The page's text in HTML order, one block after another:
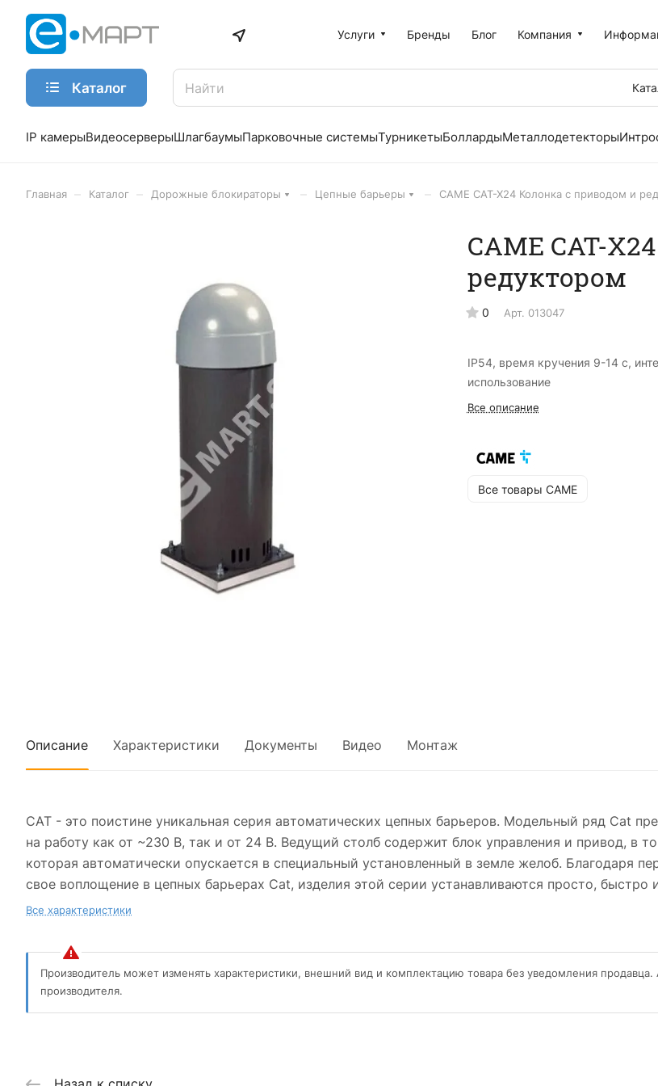
Услуги Бренды Блог Компания
Каталог
IP камерыВидеосерверыШлагбаумыПарковочные системыТурникетыБоллардыМеталлодетекторы
Главная Каталог Дорожные блокираторы Цепные барьеры CAME CAT-X24 Колонка с приводом и
CAME CAT-
редуктором
0 Арт. 013047
IP54, время кручения 9-14 с,
использование
Все описание
Все товары CAME
Описание Характеристики Документы Видео Монтаж
CAT - это поистине уникальная серия автоматических цепных барьеров. Модельный ряд Cat
на работу как от ~230 В, так и от 24 В. Ведущий столб содержит блок управления и привод, в
которая автоматически опускается в специальный установленный в земле желоб. Благодаря
свое воплощение в цепных барьерах Cat, изделия этой серии устанавливаются просто, быстро
Все характеристики
Производитель может изменять характеристики, внешний вид и комплектацию товара без уведомления
производителя.